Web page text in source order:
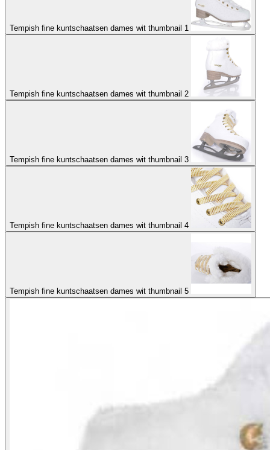
Tempish fine kuntschaatsen dames wit thumbnail 1
Tempish fine kuntschaatsen dames wit thumbnail 2
Tempish fine kuntschaatsen dames wit thumbnail 3
Tempish fine kuntschaatsen dames wit thumbnail 4
Tempish fine kuntschaatsen dames wit thumbnail 5